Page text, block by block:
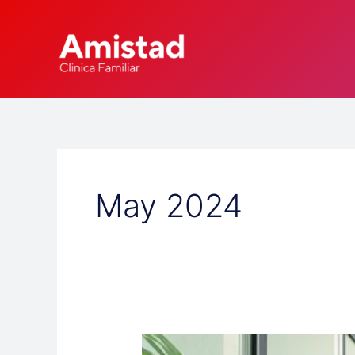
May 2024
Comprender